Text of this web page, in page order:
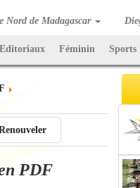
Nord de Madagascar
Editoriaux Féminin Sports
PDF